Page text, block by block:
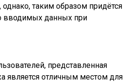
однако, таким образом придётся
вводимых данных при
представленная
является отличным местом для